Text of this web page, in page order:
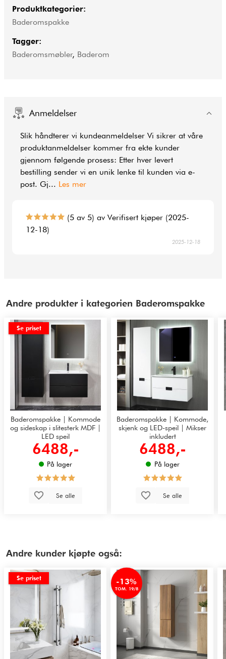
Produktkategorier:
Baderomspakke
Tagger:
Baderomsmøbler, Baderom
Anmeldelser
Slik håndterer vi kundeanmeldelser Vi sikrer at våre
produktanmeldelser kommer fra ekte kunder
gjennom følgende prosess: Etter hver levert
bestilling sender vi en unik lenke til kunden via e-
post. Gj... Les mer
(5 av 5) av Verifisert kjøper (2025-
12-18)
2025-12-18
Andre produkter i kategorien Baderomspakke
Se priset
Baderomspakke | Kommode
og sideskap i slitesterk MDF |
LED speil
6488,-
På lager
Se alle
Baderomspakke | Kommode,
skjenk og LED-speil | Mikser
inkludert
6488,-
På lager
Se alle
Andre kunder kjøpte også:
Se priset -13%
TOM. 19/8